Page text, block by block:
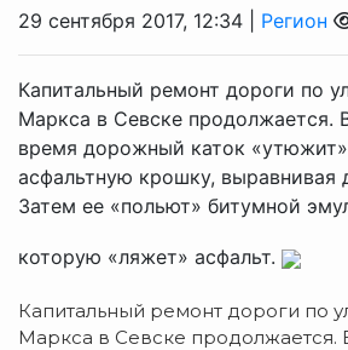
29 сентября 2017, 12:34 | Регион
Капитальный ремонт дороги по
Маркса в Севске продолжается.
время дорожный каток
асфальтную крошку, выравнивая
Затем ее «польют» битумной
которую «ляжет» асфальт.
Капитальный ремонт дороги по
Маркса в Севске продолжается.